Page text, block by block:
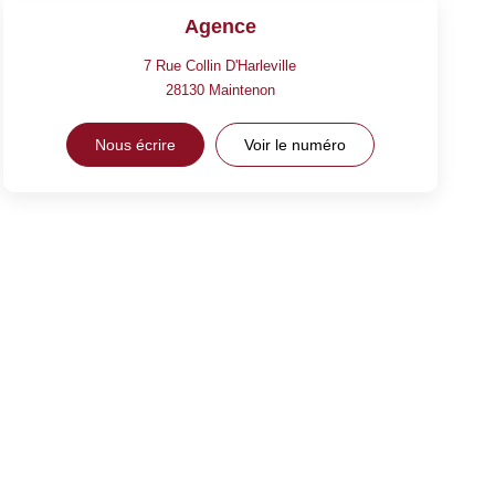
Agence
7 Rue Collin D'Harleville
28130 Maintenon
Nous écrire Voir le numéro